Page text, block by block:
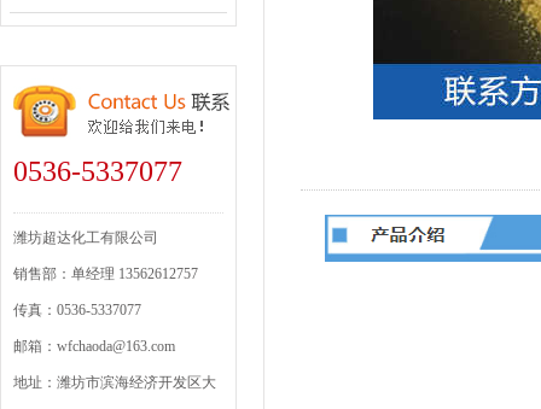
0536-5337077
潍坊超达化工有限公司
销售部：单经理 13562612757
传真：0536-5337077
邮箱：wfchaoda@163.com
地址：潍坊市滨海经济开发区大